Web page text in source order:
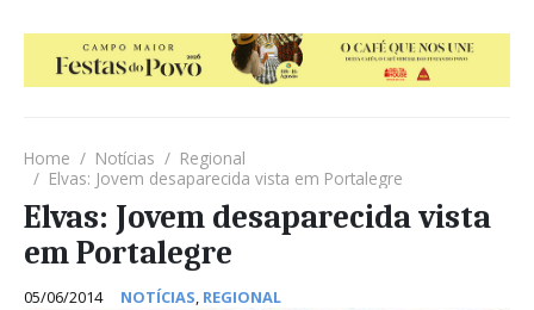
Home Notícias
Regional
Elvas: Jovem desaparecida vista em Portalegre
Elvas: Jovem desaparecida vista
em Portalegre
05/06/2014 NOTÍCIAS, REGIONAL